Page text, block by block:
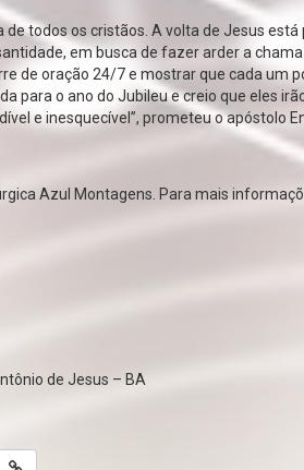
todos os cristãos. A volta de Jesus está
em busca de fazer arder a
de oração 24/7 e mostrar que cada um
para o ano do Jubileu e creio que eles
e inesquecível”, prometeu o apóstolo
Azul Montagens. Para mais
de Jesus – BA